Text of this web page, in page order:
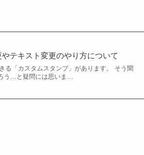
テキスト変更のやり方について
る「カスタムスタンプ」があります。 そう聞
う…と疑問には思いま…